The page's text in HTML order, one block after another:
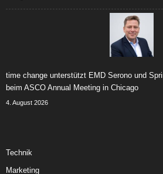
time change unterstützt EMD Serono und
beim ASCO Annual Meeting in Chicago
4. August 2026
Technik
Marketing